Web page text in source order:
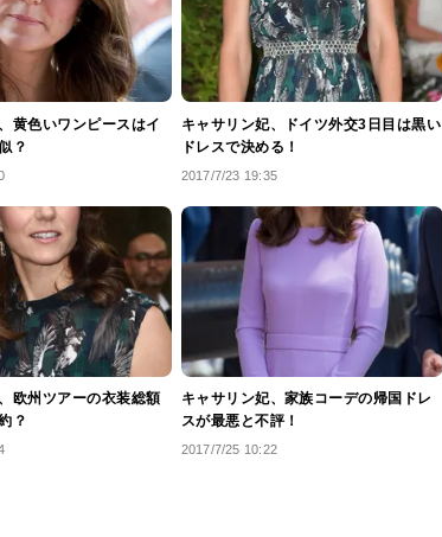
黄色いワンピースはイ
？
キャサリン妃、ドイツ外交3日目は黒い
ドレスで決める！
2017/7/23 19:35
欧州ツアーの衣装総額
？
キャサリン妃、家族コーデの帰国ドレ
スが最悪と不評！
2017/7/25 10:22